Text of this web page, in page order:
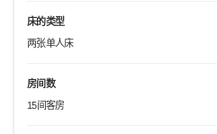
床的类型
两张单人床
房间数
15间客房